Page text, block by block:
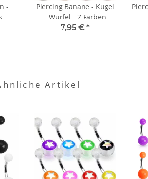
-
Piercing Banane - Kugel
- Würfel - 7 Farben
7,95 € *
Artikel